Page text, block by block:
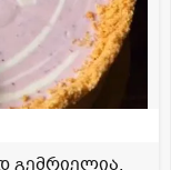
გემრიელია,